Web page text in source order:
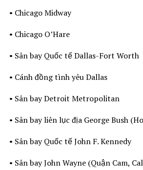
• Chicago Midway
• Chicago O’Hare
• Sân bay Quốc tế Dallas-Fort Worth
• Cánh đồng tình yêu Dallas
• Sân bay Detroit Metropolitan
• Sân bay liên lục địa George Bush
• Sân bay Quốc tế John F. Kennedy
• Sân bay John Wayne (Quận Cam,